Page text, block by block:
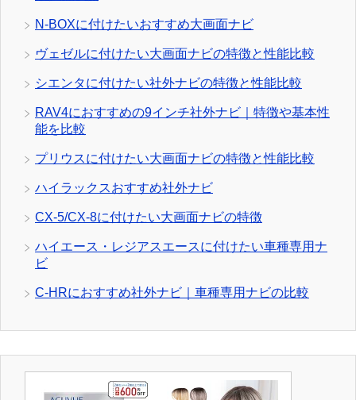
N-BOXに付けたいおすすめ大画面ナビ
ヴェゼルに付けたい大画面ナビの特徴と性能比較
シエンタに付けたい社外ナビの特徴と性能比較
RAV4におすすめの9インチ社外ナビ｜特徴や基本性
能を比較
プリウスに付けたい大画面ナビの特徴と性能比較
ハイラックスおすすめ社外ナビ
CX-5/CX-8に付けたい大画面ナビの特徴
ハイエース・レジアスエースに付けたい車種専用ナ
ビ
C-HRにおすすめ社外ナビ｜車種専用ナビの比較